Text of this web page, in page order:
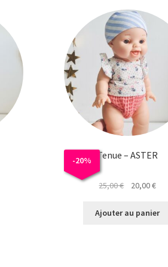
-20% Tenue – ASTER
25,00€
Le
initial
20,00€Le
Ajouter au panier